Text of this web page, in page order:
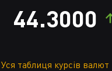
44.3000
Уся таблиця курсів валют